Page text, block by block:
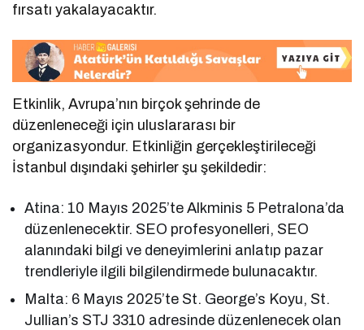
fırsatı yakalayacaktır.
Etkinlik, Avrupa’nın birçok şehrinde de
düzenleneceği için uluslararası bir
organizasyondur. Etkinliğin gerçekleştirileceği
İstanbul dışındaki şehirler şu şekildedir:
Atina: 10 Mayıs 2025’te Alkminis 5 Petralona’da
düzenlenecektir. SEO profesyonelleri, SEO
alanındaki bilgi ve deneyimlerini anlatıp pazar
trendleriyle ilgili bilgilendirmede bulunacaktır.
Malta: 6 Mayıs 2025’te St. George’s Koyu, St.
Jullian’s STJ 3310 adresinde düzenlenecek olan